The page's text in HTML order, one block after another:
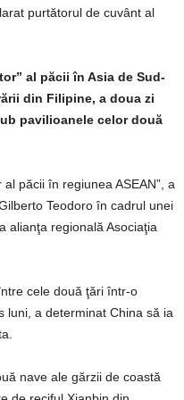
purtătorul de cuvânt al
al păcii în Asia de Sud-
din Filipine, a doua zi
pavilioanele celor două
păcii în regiunea ASEAN”, a
Teodoro în cadrul unei
alianţa regională Asociaţia
cele două ţări într-o
luni, a determinat China să ia
nave ale gărzii de coastă